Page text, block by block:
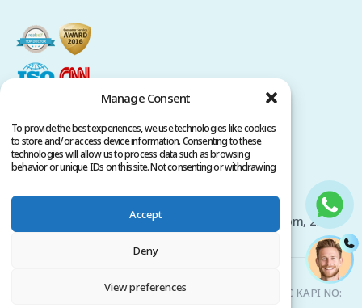
Manage Consent
To provide the best experiences, we use technologies like cookies
to store and/or access device information. Consenting to these
technologies will allow us to process data such as browsing
behavior or unique IDs on this site. Not consenting or withdrawing
Accept
Deny
View preferences
Условия обслуживания
Авторские права принадлежат www.clinicana.com, 2026.
Все права защищены.
HACIAHMET MAH. KURTULUS DERESI CAD. NO: 15 -21 IC KAPI NO: